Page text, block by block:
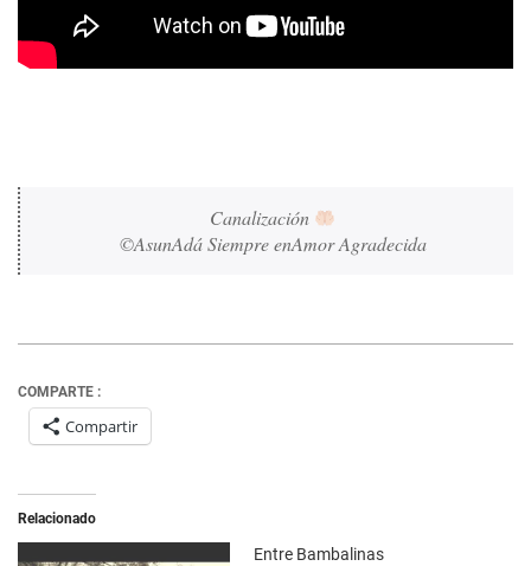
Canalización
©AsunAdá Siempre enAmor Agradecida
COMPARTE :
Compartir
Relacionado
Entre Bambalinas